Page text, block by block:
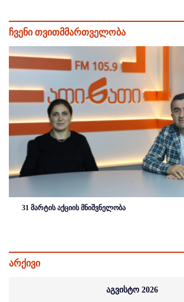
ჩვენი თვითმმართველობა
31 მარტის აქციის მნიშვნელობა
არქივი
აგვისტო 2026